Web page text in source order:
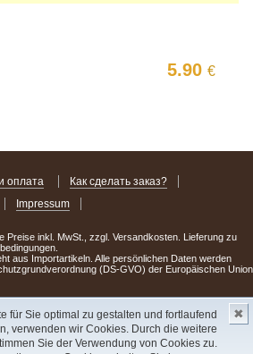
für Sie optimal zu gestalten und fortlaufend
verwenden wir Cookies. Durch die weitere
Sie der Verwendung von Cookies zu.
✖
5.90€
оплата
Как сделать заказ?
Impressum
Preise inkl. MwSt., zzgl. Versandkosten. Lieferung zu
aus Importartikeln. Alle persönlichen Daten werden
(DS-GVO) der Europäischen Union
через день или два Вы можете стать обладателем
поиска!
Kniga